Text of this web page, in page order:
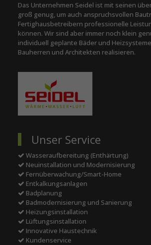
Das Unternehmen Seidel ist mit seinen
groß genug, um auch anspruchsvollen
Fertighausbetreibern professionelle
können. Wir sind aber immer noch klein
individuell geplante Bäder und
Bauherren und Architekten realisieren.
Unser Service
Wasseraufbereitung (Enthärtung)
Neuinstallation und Modernisierung
Fernüberwachung/Smart-Home
Entkalkungsanlagen
Badplanung
Badmodernisierung und Sanierung
Heizungsinstallation
Lüftungsinstallation
Innovative Haustechnik
Kundenservice